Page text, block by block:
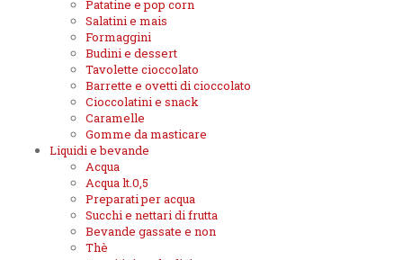
Patatine e pop corn
Salatini e mais
Formaggini
Budini e dessert
Tavolette cioccolato
Barrette e ovetti di cioccolato
Cioccolatini e snack
Caramelle
Gomme da masticare
Liquidi e bevande
Acqua
Acqua lt.0,5
Preparati per acqua
Succhi e nettari di frutta
Bevande gassate e non
Thè